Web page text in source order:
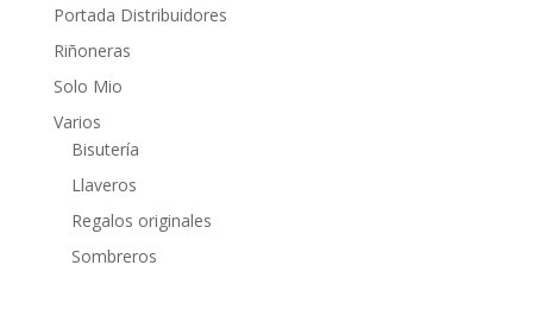
Portada Distribuidores
Riñoneras
Solo Mio
Varios
Bisutería
Llaveros
Regalos originales
Sombreros